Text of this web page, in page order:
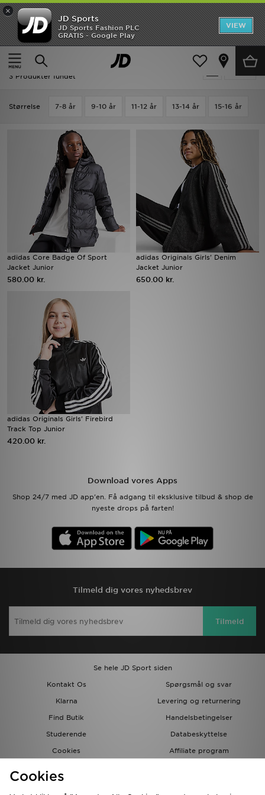
×
JD Sports
JD Sports Fashion PLC
GRATIS - Google Play
VIEW
Hjem
Børn Junior Tøj (8-15 År) Jakker
Børn - Adidas Jakker
3 Produkter fundet
Størrelse 7-8 år 9-10 år 11-12 år 13-14 år 15-16 år
adidas Core Badge Of Sport
Jacket Junior
580.00 kr.
adidas Originals Girls' Denim
Jacket Junior
650.00 kr.
adidas Originals Girls' Firebird
Track Top Junior
420.00 kr.
Download vores Apps
Shop 24/7 med JD app'en. Få adgang til eksklusive tilbud & shop de
nyeste drops på farten!
Tilmeld dig vores nyhedsbrev
Tilmeld
Se hele JD Sport siden
Kontakt Os
Spørgsmål og svar
Klarna
Levering og returnering
Find Butik
Handelsbetingelser
Studerende
Databeskyttelse
Cookies
Affiliate program
Hjem
Udsalg
Nyheder
Bestsellers
Fodbold
Sport
Mine beskeder
Hjælp & information
JD Blog
Cookies